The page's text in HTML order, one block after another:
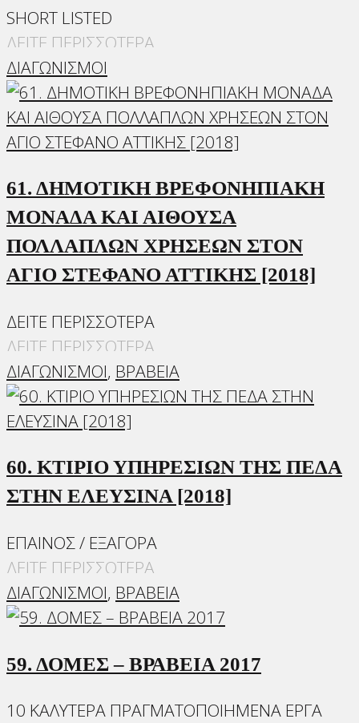
SHORT LISTED
ΔΕΙΤΕ ΠΕΡΙΣΣΟΤΕΡΑ
ΔΙΑΓΩΝΙΣΜΟΙ
61. ΔΗΜΟΤΙΚΗ ΒΡΕΦΟΝΗΠΙΑΚΗ
ΜΟΝΑΔΑ ΚΑΙ ΑΙΘΟΥΣΑ
ΠΟΛΛΑΠΛΩΝ ΧΡΗΣΕΩΝ ΣΤΟΝ
ΑΓΙΟ ΣΤΕΦΑΝΟ ΑΤΤΙΚΗΣ [2018]
ΔΕΙΤΕ ΠΕΡΙΣΣΟΤΕΡΑ
ΔΕΙΤΕ ΠΕΡΙΣΣΟΤΕΡΑ
ΔΙΑΓΩΝΙΣΜΟΙ, ΒΡΑΒΕΙΑ
60. ΚΤΙΡΙΟ ΥΠΗΡΕΣΙΩΝ ΤΗΣ ΠΕΔΑ
ΣΤΗΝ ΕΛΕΥΣΙΝΑ [2018]
ΕΠΑΙΝΟΣ / ΕΞΑΓΟΡΑ
ΔΕΙΤΕ ΠΕΡΙΣΣΟΤΕΡΑ
ΔΙΑΓΩΝΙΣΜΟΙ, ΒΡΑΒΕΙΑ
59. ΔΟΜΕΣ – ΒΡΑΒΕΙΑ 2017
10 ΚΑΛΥΤΕΡΑ ΠΡΑΓΜΑΤΟΠΟΙΗΜΕΝΑ ΕΡΓΑ